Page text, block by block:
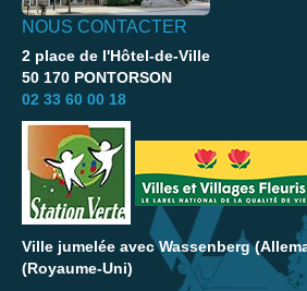
NOUS CONTACTER
2 place de l'Hôtel-de-Ville
50 170 PONTORSON
02 33 60 00 18
Ville jumelée avec Wassenberg
(Royaume-Uni)